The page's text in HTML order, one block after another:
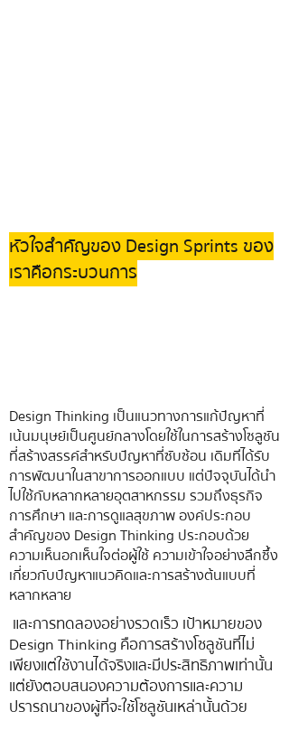
หัวใจสำคัญของ Design Sprints ของ
เราคือกระบวนการ
​Design Thinking เป็นแนวทางการแก้ปัญหาที่
เน้นมนุษย์เป็นศูนย์กลางโดยใช้ในการสร้างโซลูชัน
ที่สร้างสรรค์สำหรับปัญหาที่ซับซ้อน เดิมทีได้รับ
การพัฒนาในสาขาการออกแบบ แต่ปัจจุบันได้นำ
ไปใช้กับหลากหลายอุตสาหกรรม รวมถึงธุรกิจ
การศึกษา และการดูแลสุขภาพ องค์ประกอบ
สำคัญของ Design Thinking ประกอบด้วย
ความเห็นอกเห็นใจต่อผู้ใช้ ความเข้าใจอย่างลึกซึ้ง
เกี่ยวกับปัญหาแนวคิดและการสร้างต้นแบบที่
หลากหลาย
​ และการทดลองอย่างรวดเร็ว เป้าหมายของ
Design Thinking คือการสร้างโซลูชันที่ไม่
เพียงแต่ใช้งานได้จริงและมีประสิทธิภาพเท่านั้น
แต่ยังตอบสนองความต้องการและความ
ปรารถนาของผู้ที่จะใช้โซลูชันเหล่านั้นด้วย